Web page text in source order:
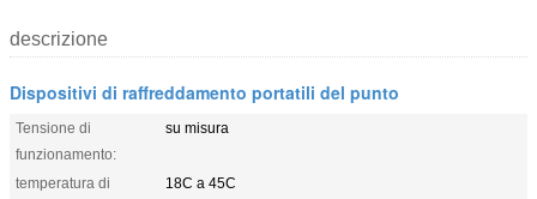
descrizione
Dispositivi di raffreddamento portatili del punto
Tensione di
funzionamento:
su misura
temperatura di
18C a 45C